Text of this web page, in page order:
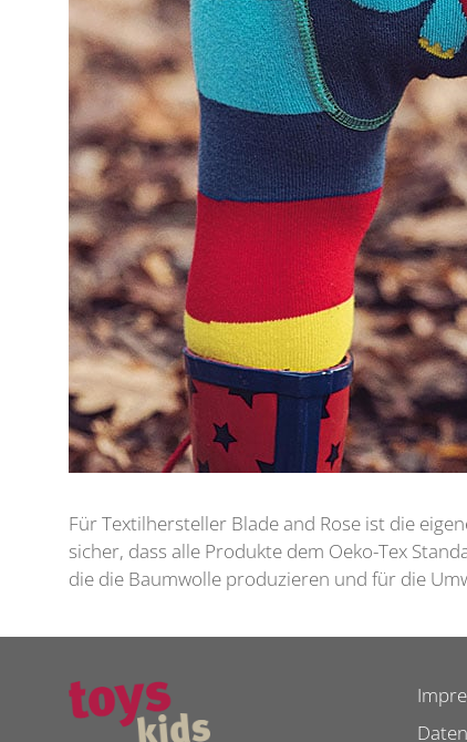
Für Textilhersteller Blade and Rose ist die
sicher, dass alle Produkte dem Oeko-Tex
die die Baumwolle produzieren und für die